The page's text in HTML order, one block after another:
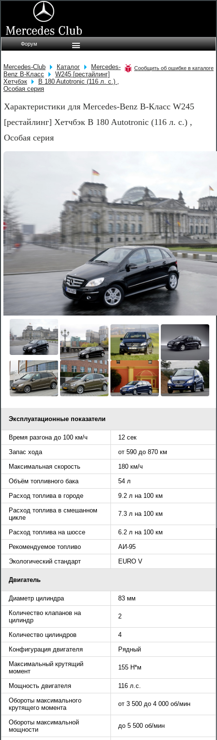
Форум
Mercedes-Club Каталог Сообщить об ошибке в каталоге
Mercedes-
Benz B-Класс
W245 [рестайлинг]
Хетчбэк
B 180 Autotronic (116 л. с.) ,
Особая серия
Характеристики для Mercedes-Benz B-Класс W245
[рестайлинг] Хетчбэк B 180 Autotronic (116 л. с.) ,
Особая серия
Эксплуатационные показатели
Время разгона до 100 км/ч
12 сек
Запас хода
от 590 до 870 км
Максимальная скорость
180 км/ч
Объём топливного бака
54 л
Расход топлива в городе
9.2 л на 100 км
Расход топлива в смешанном
цикле
7.3 л на 100 км
Расход топлива на шоссе
6.2 л на 100 км
Рекомендуемое топливо
АИ-95
Экологический стандарт
EURO V
Двигатель
Диаметр цилиндра
83 мм
Количество клапанов на
цилиндр
2
Количество цилиндров
4
Конфигурация двигателя
Рядный
Максимальный крутящий
момент
155 Н*м
Мощность двигателя
116 л.с.
Обороты максимального
крутящего момента
от 3 500 до 4 000 об/мин
Обороты максимальной
мощности
до 5 500 об/мин